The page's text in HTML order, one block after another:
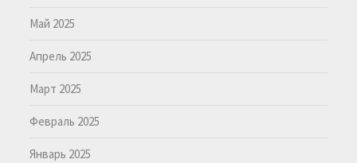
Май 2025
Апрель 2025
Март 2025
Февраль 2025
Январь 2025